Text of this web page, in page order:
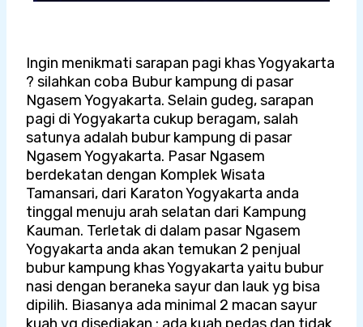
Ingin menikmati sarapan pagi khas Yogyakarta
? silahkan coba Bubur kampung di pasar
Ngasem Yogyakarta. Selain gudeg, sarapan
pagi di Yogyakarta cukup beragam, salah
satunya adalah bubur kampung di pasar
Ngasem Yogyakarta. Pasar Ngasem
berdekatan dengan Komplek Wisata
Tamansari, dari Karaton Yogyakarta anda
tinggal menuju arah selatan dari Kampung
Kauman. Terletak di dalam pasar Ngasem
Yogyakarta anda akan temukan 2 penjual
bubur kampung khas Yogyakarta yaitu bubur
nasi dengan beraneka sayur dan lauk yg bisa
dipilih. Biasanya ada minimal 2 macan sayur